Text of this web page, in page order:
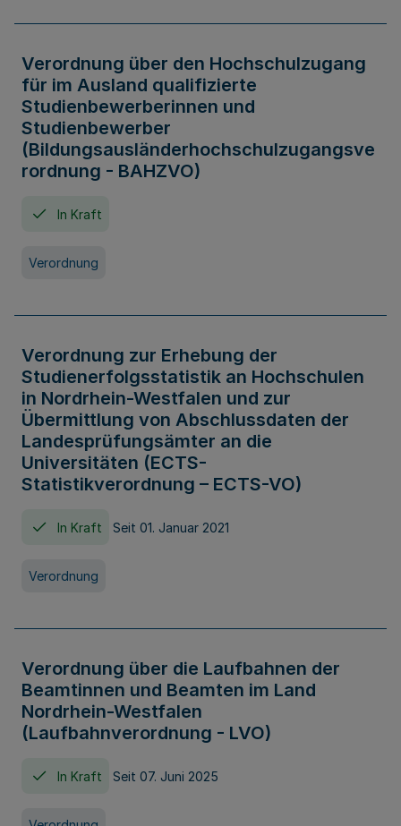
Verordnung über den Hochschulzugang
für im Ausland qualifizierte
Studienbewerberinnen und
Studienbewerber
(Bildungsausländerhochschulzugangsve
rordnung - BAHZVO)
In Kraft
Verordnung
Verordnung zur Erhebung der
Studienerfolgsstatistik an Hochschulen
in Nordrhein-Westfalen und zur
Übermittlung von Abschlussdaten der
Landesprüfungsämter an die
Universitäten (ECTS-
Statistikverordnung – ECTS-VO)
In Kraft Seit 01. Januar 2021
Verordnung
Verordnung über die Laufbahnen der
Beamtinnen und Beamten im Land
Nordrhein-Westfalen
(Laufbahnverordnung - LVO)
In Kraft Seit 07. Juni 2025